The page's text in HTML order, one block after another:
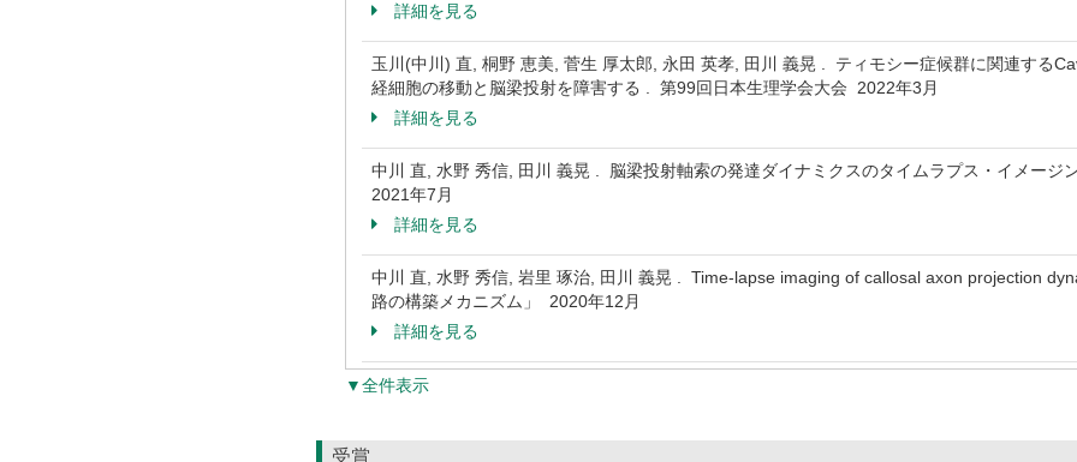
詳細を見る
玉川(中川) 直, 桐野 恵美, 菅生 厚太郎, 永田 英孝, 田川 義晃 . ティモシー症候群に関連する
経細胞の移動と脳梁投射を障害する . 第99回日本生理学会大会 2022年3月
詳細を見る
中川 直, 水野 秀信, 田川 義晃 . 脳梁投射軸索の発達ダイナミクスのタイムラプス・イメージ
2021年7月
詳細を見る
中川 直, 水野 秀信, 岩里 琢治, 田川 義晃 . Time-lapse imaging of callosal axon projection
路の構築メカニズム」 2020年12月
詳細を見る
▼全件表示
受賞